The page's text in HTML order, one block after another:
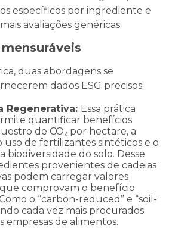
específicos por ingrediente e
avaliações genéricas.
duas abordagens se
dados ESG precisos:
Regenerativa: Essa prática
quantificar benefícios
de CO₂ por hectare, a
uso de fertilizantes sintéticos e o
biodiversidade do solo. Desse
provenientes de cadeias
podem carregar valores
comprovam o benefício
o “carbon-reduced” e “soil-
cada vez mais procurados
empresas de alimentos.